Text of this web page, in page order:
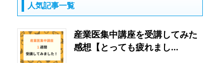
人気記事一覧
産業医集中講座を受講してみた
感想【とっても疲れまし...